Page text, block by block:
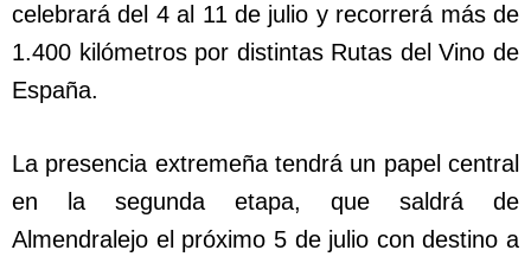
celebrará del 4 al 11 de julio y recorrerá más de
1.400 kilómetros por distintas Rutas del Vino de
España.
La presencia extremeña tendrá un papel central
en la segunda etapa, que saldrá de
Almendralejo el próximo 5 de julio con destino a